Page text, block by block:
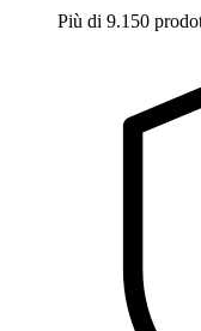
Più di 9.150